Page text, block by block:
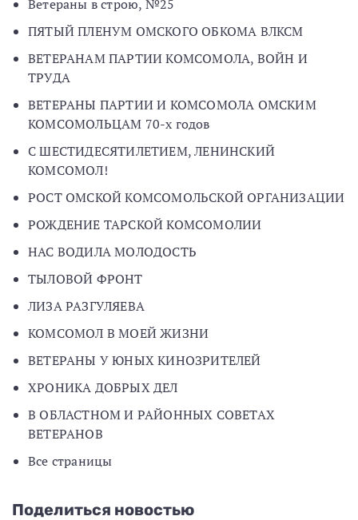
Ветераны в строю, №25
ПЯТЫЙ ПЛЕНУМ ОМСКОГО ОБКОМА ВЛКСМ
ВЕТЕРАНАМ ПАРТИИ КОМСОМОЛА, ВОЙН И
ТРУДА
ВЕТЕРАНЫ ПАРТИИ И КОМСОМОЛА ОМСКИМ
КОМСОМОЛЬЦАМ 70-х годов
С ШЕСТИДЕСЯТИЛЕТИЕМ, ЛЕНИНСКИЙ
КОМСОМОЛ!
РОСТ ОМСКОЙ КОМСОМОЛЬСКОЙ ОРГАНИЗАЦИИ
РОЖДЕНИЕ ТАРСКОЙ КОМСОМОЛИИ
НАС ВОДИЛА МОЛОДОСТЬ
ТЫЛОВОЙ ФРОНТ
ЛИЗА РАЗГУЛЯЕВА
КОМСОМОЛ В МОЕЙ ЖИЗНИ
ВЕТЕРАНЫ У ЮНЫХ КИНОЗРИТЕЛЕЙ
ХРОНИКА ДОБРЫХ ДЕЛ
В ОБЛАСТНОМ И РАЙОННЫХ СОВЕТАХ
ВЕТЕРАНОВ
Все страницы
Поделиться новостью